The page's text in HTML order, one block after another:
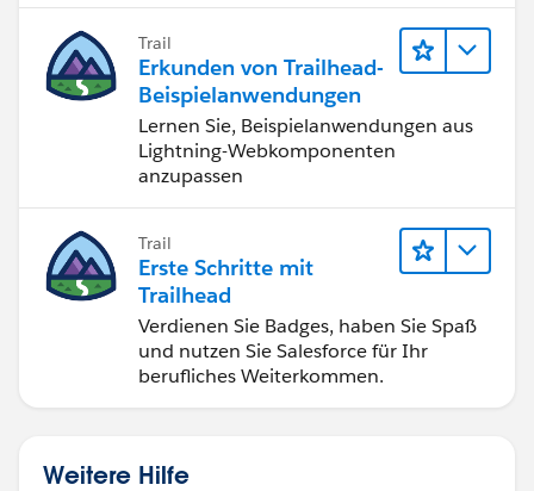
Trail
Erkunden von Trailhead-
Beispielanwendungen
Lernen Sie, Beispielanwendungen aus
Lightning-Webkomponenten
anzupassen
Trail
Erste Schritte mit
Trailhead
Verdienen Sie Badges, haben Sie Spaß
und nutzen Sie Salesforce für Ihr
berufliches Weiterkommen.
Weitere Hilfe